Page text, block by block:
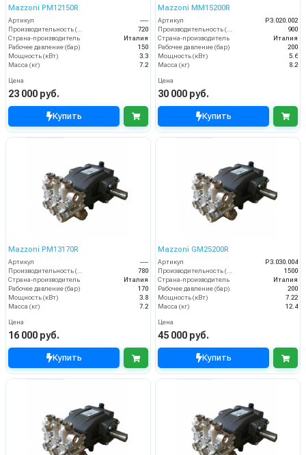
Mazzoni PM12150R
Артикул
----
720
Страна-производитель
Италия
Рабочее давление (бар)
150
Мощность (кВт)
3.3
Масса (кг)
7.2
Цена
23 000 руб.
Купить
Mazzoni MM15200R
Артикул
P3.020.002
900
Страна-производитель
Италия
Рабочее давление (бар)
200
Мощность (кВт)
5.6
Масса (кг)
8.2
Цена
30 000 руб.
Купить
Mazzoni PM13170R
Артикул
----
Производительность (л/ч)
780
Страна-производитель
Италия
Рабочее давление (бар)
170
Мощность (кВт)
3.8
Масса (кг)
7.2
Цена
16 000 руб.
Купить
Mazzoni GM25200R
Артикул
P3.030.004
Производительность (л/ч)
1500
Страна-производитель
Италия
Рабочее давление (бар)
200
Мощность (кВт)
7.22
Масса (кг)
12.4
Цена
45 000 руб.
Купить